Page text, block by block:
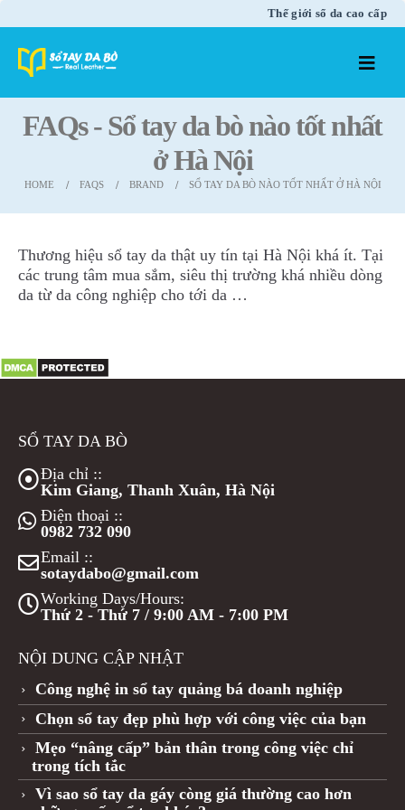
Thế giới sổ da cao cấp
FAQs - Sổ tay da bò nào tốt nhất
ở Hà Nội
HOME FAQS BRAND SỔ TAY DA BÒ NÀO TỐT NHẤT Ở HÀ NỘI
Thương hiệu sổ tay da thật uy tín tại Hà Nội khá ít. Tại
các trung tâm mua sắm, siêu thị trường khá nhiều dòng
da từ da công nghiệp cho tới da …
SỔ TAY DA BÒ
Địa chỉ ::
Kim Giang, Thanh Xuân, Hà Nội
Điện thoại ::
0982 732 090
Email ::
sotaydabo@gmail.com
Working Days/Hours:
Thứ 2 - Thứ 7 / 9:00 AM - 7:00 PM
NỘI DUNG CẬP NHẬT
Công nghệ in sổ tay quảng bá doanh nghiệp
Chọn sổ tay đẹp phù hợp với công việc của bạn
Mẹo “nâng cấp” bản thân trong công việc chỉ
trong tích tắc
Vì sao sổ tay da gáy còng giá thường cao hơn